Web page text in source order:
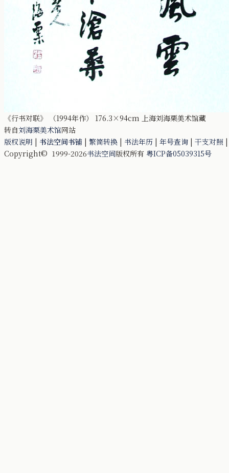
《行书对联》 （1994年作） 176.3×94cm 上海刘海栗美术馆藏
转自刘海栗美术馆网站
版权说明 | 书法空间书铺 | 繁简转换 | 书法年历 | 年号查询 | 干支对照
Copyright© 1999-2026书法空间版权所有 粤ICP备05039315号